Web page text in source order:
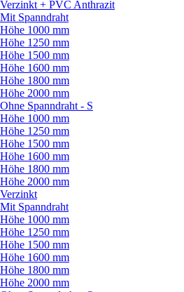
Verzinkt + PVC Anthrazit
Mit Spanndraht
Höhe 1000 mm
Höhe 1250 mm
Höhe 1500 mm
Höhe 1600 mm
Höhe 1800 mm
Höhe 2000 mm
Ohne Spanndraht - S
Höhe 1000 mm
Höhe 1250 mm
Höhe 1500 mm
Höhe 1600 mm
Höhe 1800 mm
Höhe 2000 mm
Verzinkt
Mit Spanndraht
Höhe 1000 mm
Höhe 1250 mm
Höhe 1500 mm
Höhe 1600 mm
Höhe 1800 mm
Höhe 2000 mm